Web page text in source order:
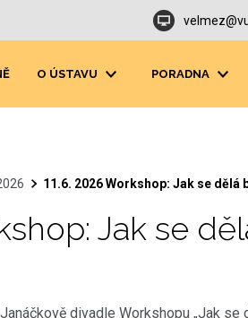
O ÚSTAVU PORADNA
11.6. 2026 Workshop: Jak se dělá
Jak se
divadle Workshopu „Jak se